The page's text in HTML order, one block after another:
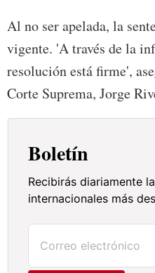
Al no ser apelada, la
vigente. 'A través de la
resolución está firme',
Corte Suprema, Jorge
Boletín
Recibirás diariamente
internacionales más